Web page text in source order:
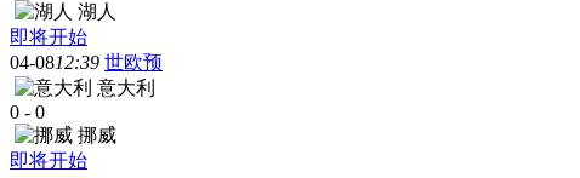
湖人
即将开始
04-0812:39 世欧预
意大利
0 - 0
挪威
即将开始